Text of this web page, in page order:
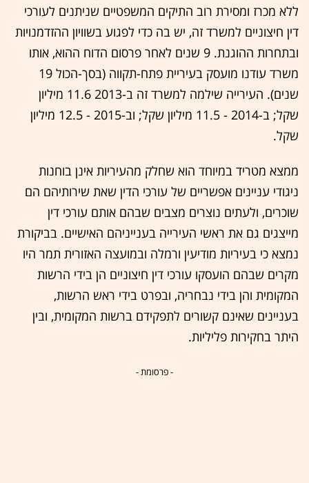
ללא מכרז ומסירת רוב התיקים המשפטיים שניתנים לעורכי
דין חיצוניים למשרד זה, יש בה כדי לפגוע בשוויון ההזדמנויות
ובתחרות ההוגנת. 9 שנים לאחר פרסום הדוח ההוא, אותו
משרד עודנו מועסק בעיריית פתח-תקווה (בסך-הכול 19
שנים). העירייה שילמה למשרד זה ב-2013 11.6 מיליון
שקל; ב-2014 - 11.5 מיליון שקל; וב-2015 - 12.5 מיליון
שקל.
ממצא מטריד במיוחד הוא שחלק מהעיריות אינן בוחנות
ניגודי עניינים אפשריים של עורכי הדין שאת שירותיהם הם
שוכרים, ולעתים נוצרים מצבים שבהם אותם עורכי דין
מייצגים גם את ראשי העירייה בענייניהם האישיים. בביקורת
נמצא כי בעיריות מודיעין ורמלה ובמועצה האזורית תמר היו
מקרים שבהם הועסקו עורכי דין חיצוניים הן בידי הרשות
המקומית והן בידי נבחריה, ובפרט בידי ראש הרשות,
בעניינים שאינם קשורים לתפקידם ברשות המקומית, ובין
היתר בחקירות פליליות.
- פרסומת -